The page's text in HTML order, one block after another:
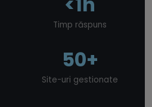
Timp răspuns
50+
Site-uri gestionate